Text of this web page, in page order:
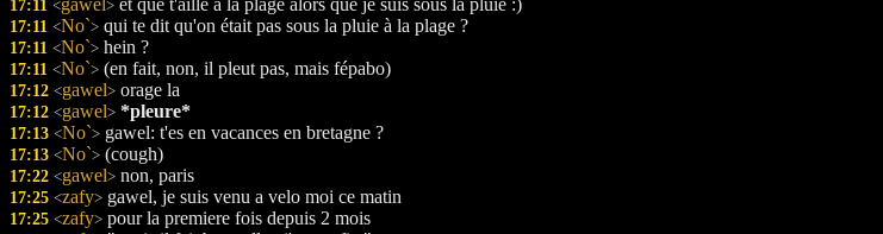
17:11 <gawel> et que t'aille a la plage alors que je suis sous la pluie :)
17:11 <No`> qui te dit qu'on était pas sous la pluie à la plage ?
17:11 <No`> hein ?
17:11 <No`> (en fait, non, il pleut pas, mais fépabo)
17:12 <gawel> orage la
17:12 <gawel> *pleure*
17:13 <No`> gawel: t'es en vacances en bretagne ?
17:13 <No`> (cough)
17:22 <gawel> non, paris
17:25 <zafy> gawel, je suis venu a velo moi ce matin
17:25 <zafy> pour la premiere fois depuis 2 mois